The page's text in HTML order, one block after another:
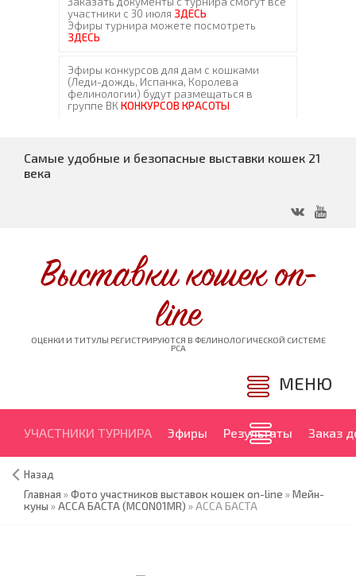
Самые удобные и безопасные выставки кошек 21
века
Выставки кошек on-
line
ОЦЕНКИ И ТИТУЛЫ РЕГИСТРИРУЮТСЯ В ФЕЛИНОЛОГИЧЕСКОЙ СИСТЕМЕ
PCA
МЕНЮ
УЧАСТНИКИ ТУРНИРА Эфиры Результаты Заказ
Назад
Главная »Фото участников выставок кошек on-line »Мейн-
куны »АССА БАСТА (MCON01MR) » АССА БАСТА